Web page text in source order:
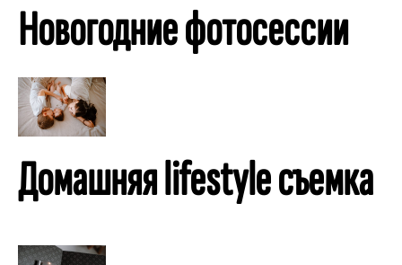
Новогодние фотосессии
Домашняя lifestyle съемка